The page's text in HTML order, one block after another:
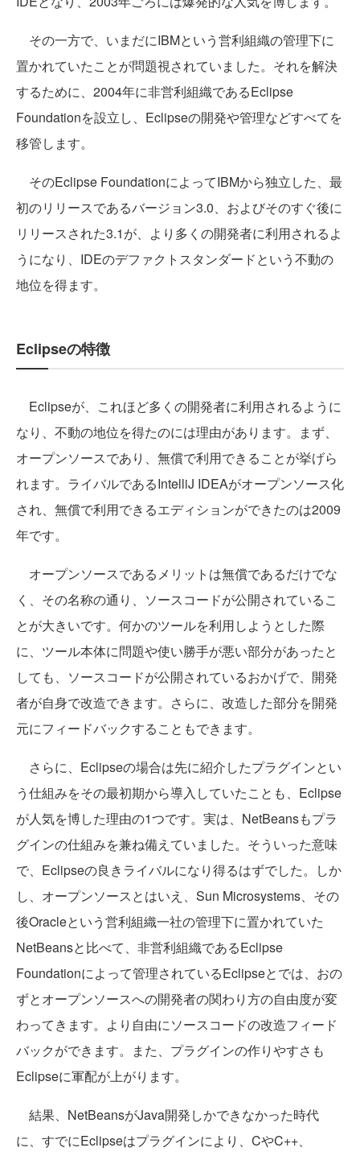
その一方で、いまだにIBMという営利組織の管理下に
置かれていたことが問題視されていました。それを解決
するために、2004年に非営利組織であるEclipse
Foundationを設立し、Eclipseの開発や管理などすべてを
移管します。
そのEclipse FoundationによってIBMから独立した、最
初のリリースであるバージョン3.0、およびそのすぐ後に
リリースされた3.1が、より多くの開発者に利用されるよ
うになり、IDEのデファクトスタンダードという不動の
地位を得ます。
Eclipseの特徴
Eclipseが、これほど多くの開発者に利用されるように
なり、不動の地位を得たのには理由があります。まず、
オープンソースであり、無償で利用できることが挙げら
れます。ライバルであるIntelliJ IDEAがオープンソース化
され、無償で利用できるエディションができたのは2009
年です。
オープンソースであるメリットは無償であるだけでな
く、その名称の通り、ソースコードが公開されているこ
とが大きいです。何かのツールを利用しようとした際
に、ツール本体に問題や使い勝手が悪い部分があったと
しても、ソースコードが公開されているおかげで、開発
者が自身で改造できます。さらに、改造した部分を開発
元にフィードバックすることもできます。
さらに、Eclipseの場合は先に紹介したプラグインとい
う仕組みをその最初期から導入していたことも、Eclipse
が人気を博した理由の1つです。実は、NetBeansもプラ
グインの仕組みを兼ね備えていました。そういった意味
で、Eclipseの良きライバルになり得るはずでした。しか
し、オープンソースとはいえ、Sun Microsystems、その
後Oracleという営利組織一社の管理下に置かれていた
NetBeansと比べて、非営利組織であるEclipse
Foundationによって管理されているEclipseとでは、おの
ずとオープンソースへの開発者の関わり方の自由度が変
わってきます。より自由にソースコードの改造フィード
バックができます。また、プラグインの作りやすさも
Eclipseに軍配が上がります。
結果、NetBeansがJava開発しかできなかった時代
に、すでにEclipseはプラグインにより、CやC++、